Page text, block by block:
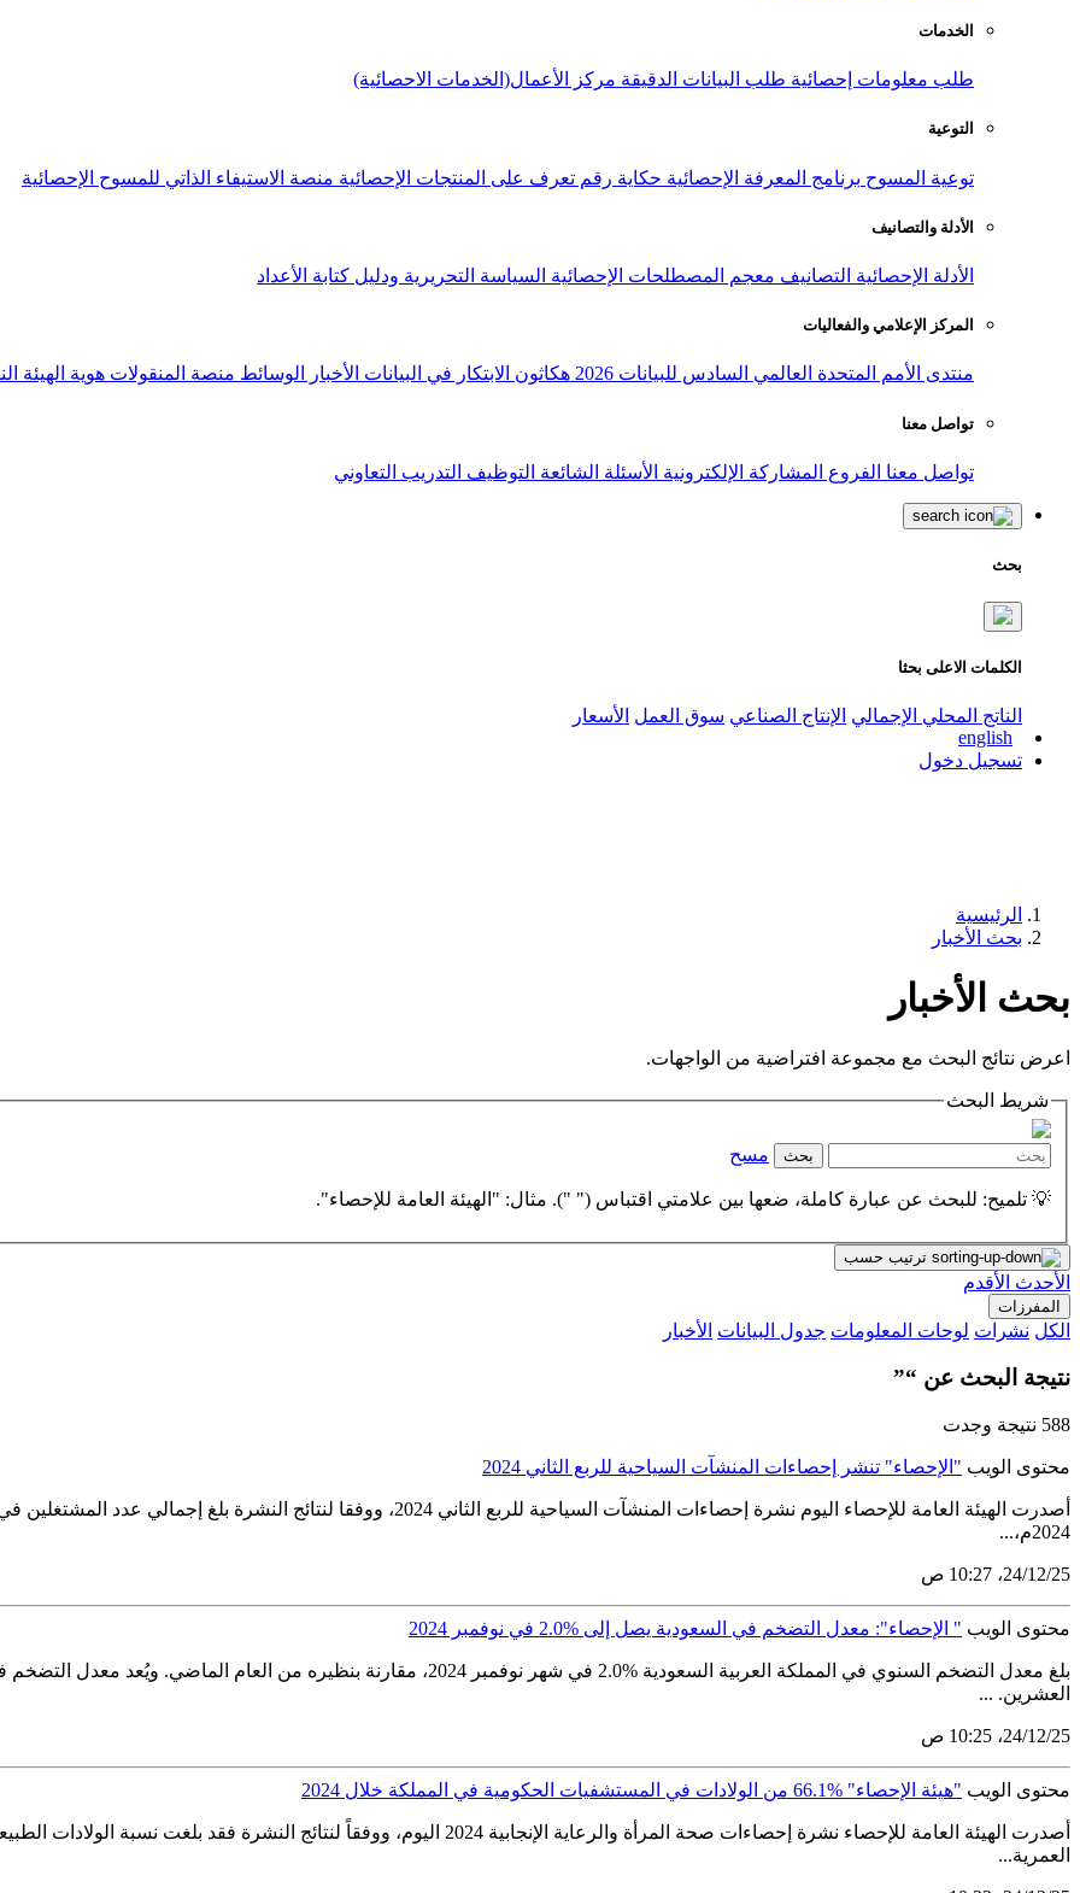
الخدمات
طلب معلومات إحصائية طلب البيانات الدقيقة مركز الأعمال(الخدمات الاحصائية)
التوعية
توعية المسوح برنامج المعرفة الإحصائية حكاية رقم تعرف على المنتجات الإحصائية منصة الاستيفاء الذاتي للمسوح الإحصائية
الأدلة والتصانيف
الأدلة الإحصائية التصانيف معجم المصطلحات الإحصائية السياسة التحريرية ودليل كتابة الأعداد
المركز الإعلامي والفعاليات
منتدى الأمم المتحدة العالمي السادس للبيانات 2026 هكاثون الابتكار في البيانات الأخبار الوسائط منصة المنقولات هوية الهيئة
تواصل معنا
تواصل معنا الفروع المشاركة الإلكترونية الأسئلة الشائعة التوظيف التدريب التعاوني
بحث
الكلمات الاعلى بحثا
الناتج المحلي الإجمالي الإنتاج الصناعي سوق العمل الأسعار
english
تسجيل دخول
الرئيسية
بحث الأخبار
بحث الأخبار
اعرض نتائج البحث مع مجموعة افتراضية من الواجهات.
شريط البحث
بحث مسح
💡 تلميح: للبحث عن عبارة كاملة، ضعها بين علامتي اقتباس (" "). مثال: "الهيئة العامة للإحصاء".
ترتيب حسب
الأحدث الأقدم
المفرزات
الكل نشرات لوحات المعلومات جدول البيانات الأخبار
نتيجة البحث عن “”
588 نتيجة وجدت
محتوى الويب "الإحصاء" تنشر إحصاءات المنشآت السياحية للربع الثاني 2024
2024م،...
25‏/12‏/24، 10:27 ص
محتوى الويب " الإحصاء": معدل التضخم في السعودية يصل إلى %2.0 في نوفمبر 2024
بلغ معدل التضخم السنوي في المملكة العربية السعودية %2.0 في شهر نوفمبر 2024،
العشرين. ...
25‏/12‏/24، 10:25 ص
محتوى الويب "هيئة الإحصاء" %66.1 من الولادات في المستشفيات الحكومية في المملكة خلال 2024
العمرية...